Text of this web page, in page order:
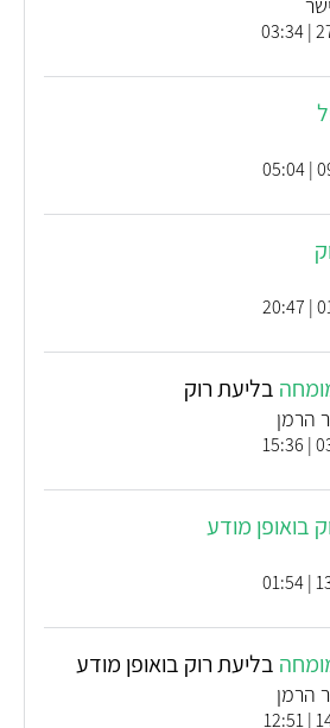
בליעת רוק
הרמן
בואופן מודע
בליעת רוק בואופן מודע
הרמן